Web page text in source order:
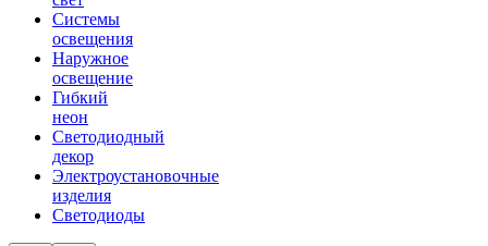
Системы
освещения
Наружное
освещение
Гибкий
неон
Светодиодный
декор
Электроустановочные
изделия
Светодиоды